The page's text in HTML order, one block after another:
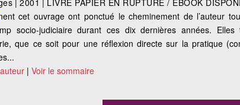
|2001 | LIVRE PAPIER EN RUPTURE / EBOOK
cet ouvrage ont ponctué le cheminement de l’auteur
socio-judiciaire durant ces dix dernières années.
que ce soit pour une réflexion directe sur la pratique
|Voir le sommaire